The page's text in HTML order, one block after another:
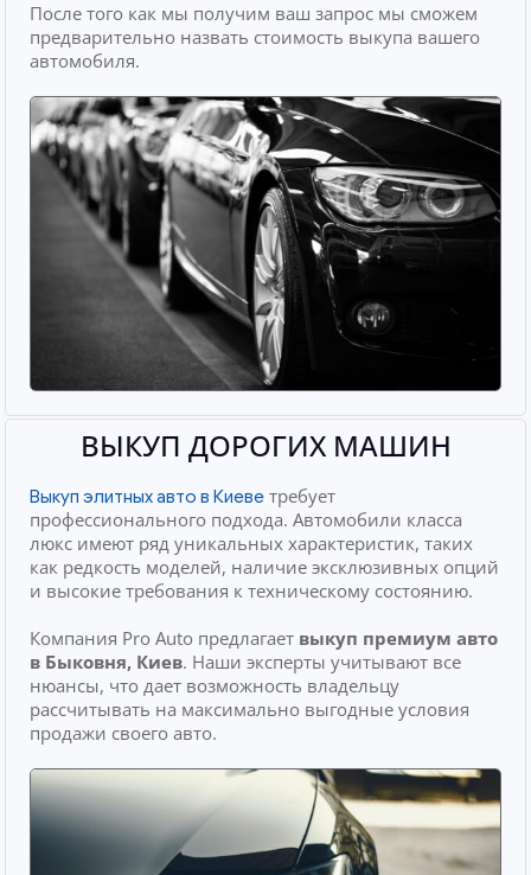
После того как мы получим ваш запрос мы сможем
предварительно назвать стоимость выкупа вашего
автомобиля.
ВЫКУП ДОРОГИХ МАШИН
Выкуп элитных авто в Киеве требует
профессионального подхода. Автомобили класса
люкс имеют ряд уникальных характеристик, таких
как редкость моделей, наличие эксклюзивных опций
и высокие требования к техническому состоянию.
Компания Pro Auto предлагает выкуп премиум авто
в Быковня, Киев. Наши эксперты учитывают все
нюансы, что дает возможность владельцу
рассчитывать на максимально выгодные условия
продажи своего авто.